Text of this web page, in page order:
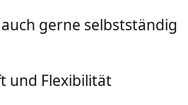
gerne selbstständig
und Flexibilität